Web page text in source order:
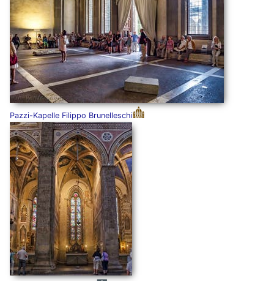
Pazzi-Kapelle Filippo Brunelleschi